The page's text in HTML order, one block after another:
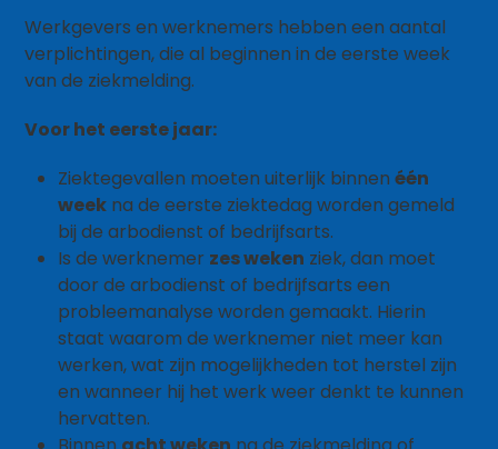
Werkgevers en werknemers hebben een aantal
verplichtingen, die al beginnen in de eerste week
van de ziekmelding.
Voor het eerste jaar:
Ziektegevallen moeten uiterlijk binnenéén
week na de eerste ziektedag worden gemeld
bij de arbodienst of bedrijfsarts.
Is de werknemer zes weken ziek, dan moet
door de arbodienst of bedrijfsarts een
probleemanalyse worden gemaakt. Hierin
staat waarom de werknemer niet meer kan
werken, wat zijn mogelijkheden tot herstel zijn
en wanneer hij het werk weer denkt te kunnen
hervatten.